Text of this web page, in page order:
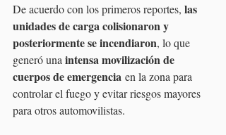
De acuerdo con los primeros reportes, las
unidades de carga colisionaron y
posteriormente se incendiaron, lo que
generó una intensa movilización de
cuerpos de emergencia en la zona para
controlar el fuego y evitar riesgos mayores
para otros automovilistas.